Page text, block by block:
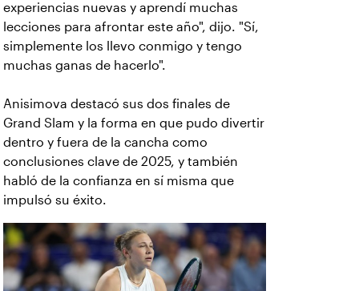
experiencias nuevas y aprendí muchas
lecciones para afrontar este año", dijo. "Sí,
simplemente los llevo conmigo y tengo
muchas ganas de hacerlo".
Anisimova destacó sus dos finales de
Grand Slam y la forma en que pudo divertir
dentro y fuera de la cancha como
conclusiones clave de 2025, y también
habló de la confianza en sí misma que
impulsó su éxito.